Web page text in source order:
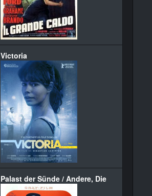
Victoria
Palast der Sünde / Andere, Die